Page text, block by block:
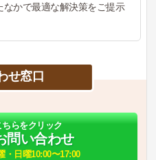
かで最適な解決策をご提示
せ窓口
らをクリック
問い合わせ
・日曜10:00〜17:00